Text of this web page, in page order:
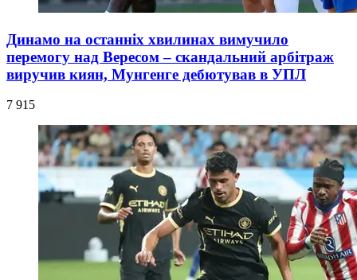
Динамо на останніх хвилинах вимучило
перемогу над Вересом – скандальний арбітраж
виручив киян, Мунгенге дебютував в УПЛ
7 915